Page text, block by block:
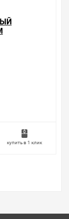
купить в 1 клик